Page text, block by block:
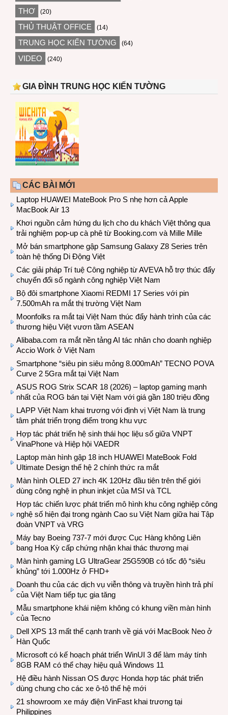
THƠ (20)
THỦ THUẬT OFFICE (14)
TRUNG HỌC KIẾN TƯỜNG (64)
VIDEO (240)
GIA ĐÌNH TRUNG HỌC KIẾN TƯỜNG
CÁC BÀI MỚI
Laptop HUAWEI MateBook Pro S nhẹ hơn cả Apple
MacBook Air 13
Khơi nguồn cảm hứng du lịch cho du khách Việt thông qua
trải nghiệm pop-up cà phê từ Booking.com và Mille Mille
Mở bán smartphone gập Samsung Galaxy Z8 Series trên
toàn hệ thống Di Động Việt
Các giải pháp Trí tuệ Công nghiệp từ AVEVA hỗ trợ thúc đẩy
chuyển đổi số ngành công nghiệp Việt Nam
Bộ đôi smartphone Xiaomi REDMI 17 Series với pin
7.500mAh ra mắt thị trường Việt Nam
Moonfolks ra mắt tại Việt Nam thúc đẩy hành trình của các
thương hiệu Việt vươn tầm ASEAN
Alibaba.com ra mắt nền tảng AI tác nhân cho doanh nghiệp
Accio Work ở Việt Nam
Smartphone “siêu pin siêu mỏng 8.000mAh” TECNO POVA
Curve 2 5Gra mắt tại Việt Nam
ASUS ROG Strix SCAR 18 (2026) – laptop gaming mạnh
nhất của ROG bán tại Việt Nam với giá gần 180 triệu đồng
LAPP Việt Nam khai trương với định vị Việt Nam là trung
tâm phát triển trọng điểm trong khu vực
Hợp tác phát triển hệ sinh thái học liệu số giữa VNPT
VinaPhone và Hiệp hội VAEDR
Laptop màn hình gập 18 inch HUAWEI MateBook Fold
Ultimate Design thế hệ 2 chính thức ra mắt
Màn hình OLED 27 inch 4K 120Hz đầu tiên trên thế giới
dùng công nghệ in phun inkjet của MSI và TCL
Hợp tác chiến lược phát triển mô hình khu công nghiệp công
nghệ số hiện đại trong ngành Cao su Việt Nam giữa hai Tập
đoàn VNPT và VRG
Máy bay Boeing 737-7 mới được Cục Hàng không Liên
bang Hoa Kỳ cấp chứng nhận khai thác thương mại
Màn hình gaming LG UltraGear 25G590B có tốc độ “siêu
khủng” tới 1.000Hz ở FHD+
Doanh thu của các dịch vụ viễn thông và truyền hình trả phí
của Việt Nam tiếp tục gia tăng
Mẫu smartphone khái niệm không có khung viền màn hình
của Tecno
Dell XPS 13 mất thế cạnh tranh về giá với MacBook Neo ở
Hàn Quốc
Microsoft có kế hoạch phát triển WinUI 3 để làm máy tính
8GB RAM có thể chạy hiệu quả Windows 11
Hệ điều hành Nissan OS được Honda hợp tác phát triển
dùng chung cho các xe ô-tô thế hệ mới
21 showroom xe máy điện VinFast khai trương tại
Philippines